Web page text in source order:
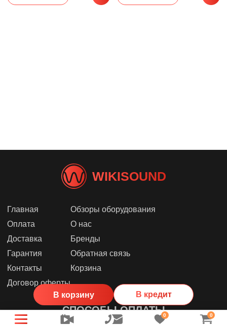
В корзину В кредит
WIKISOUND
Главная
Оплата
Доставка
Гарантия
Контакты
Договор оферты
Обзоры оборудования
О нас
Бренды
Обратная связь
Корзина
СПОСОБЫ ОПЛАТЫ0 0